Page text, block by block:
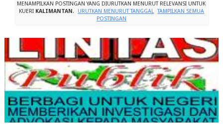
MENAMPILKAN POSTINGAN YANG DIURUTKAN MENURUT RELEVANSI UNTUK
KUERI KALIMANTAN . URUTKAN MENURUT TANGGAL TAMPILKAN SEMUA
POSTINGAN